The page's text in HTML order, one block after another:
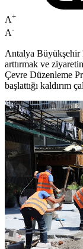
A+
A-
Antalya Büyükşehir
arttırmak ve
Çevre Düzenleme
başlattığı kaldırım